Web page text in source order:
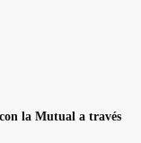
la Mutual a través